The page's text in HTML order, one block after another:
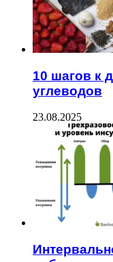
10 шагов к
углеводов
23.08.2025